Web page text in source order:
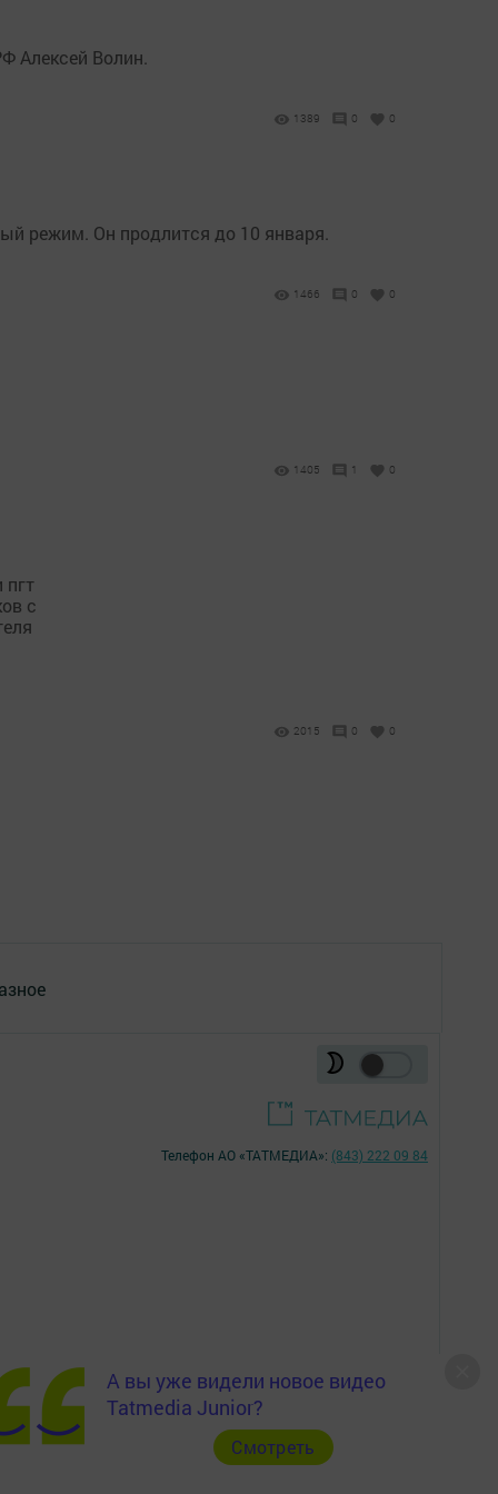
Алексей Волин.
1389 0 0
режим. Он продлится до 10 января.
1466 0 0
1405 1 0
пгт
с
2015 0 0
А вы уже видели новое видео
Tatmedia Junior?
Cмотреть
Телефон АО «ТАТМЕДИА»: (843) 222 09 84